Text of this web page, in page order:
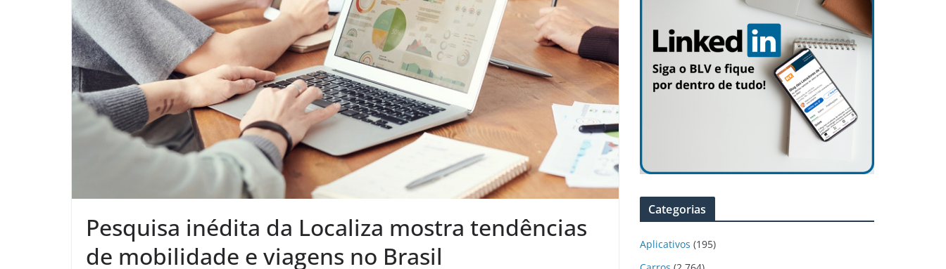
Pesquisa inédita da Localiza mostra tendências
de mobilidade e viagens no Brasil
Categorias
Aplicativos (195)